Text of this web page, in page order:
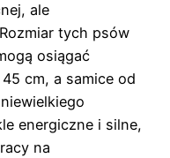
ale
tych psów
osiągać
cm, a samice od
energiczne i silne,
na